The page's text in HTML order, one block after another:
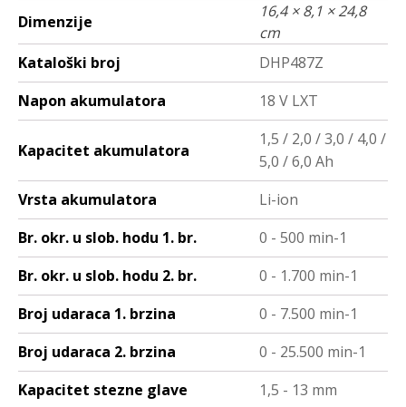
Dimenzije
16,4 × 8,1 × 24,8
cm
Kataloški broj
DHP487Z
Napon akumulatora
18 V LXT
Kapacitet akumulatora
1,5 / 2,0 / 3,0 / 4,0 /
5,0 / 6,0 Ah
Vrsta akumulatora
Li-ion
Br. okr. u slob. hodu 1. br.
0 - 500 min-1
Br. okr. u slob. hodu 2. br.
0 - 1.700 min-1
Broj udaraca 1. brzina
0 - 7.500 min-1
Broj udaraca 2. brzina
0 - 25.500 min-1
Kapacitet stezne glave
1,5 - 13 mm